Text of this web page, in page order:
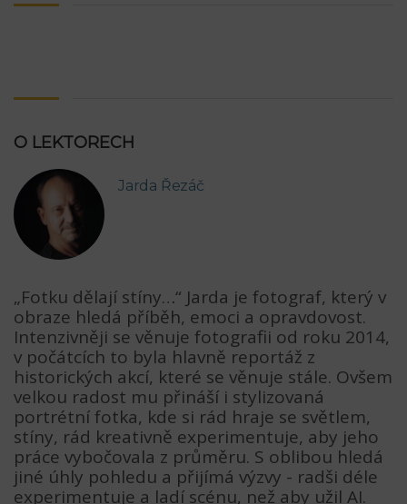
O LEKTORECH
Jarda Řezáč
„Fotku dělají stíny…“ Jarda je fotograf, který v
obraze hledá příběh, emoci a opravdovost.
Intenzivněji se věnuje fotografii od roku 2014,
v počátcích to byla hlavně reportáž z
historických akcí, které se věnuje stále. Ovšem
velkou radost mu přináší i stylizovaná
portrétní fotka, kde si rád hraje se světlem,
stíny, rád kreativně experimentuje, aby jeho
práce vybočovala z průměru. S oblibou hledá
jiné úhly pohledu a přijímá výzvy - radši déle
experimentuje a ladí scénu, než aby užil AI.